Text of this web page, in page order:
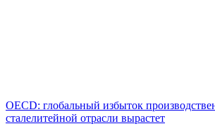
OECD: глобальный избыток
сталелитейной отрасли вырастет